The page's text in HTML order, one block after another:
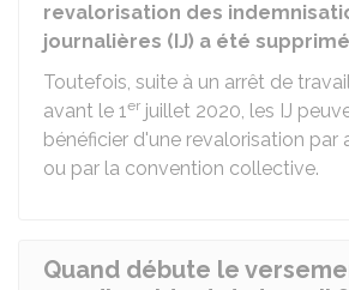
revalorisation des
journalières (IJ) a été
Toutefois, suite à un arrêt de
avant le 1er juillet 2020, les IJ
bénéficier d'une revalorisation par
ou par la convention collective.
Quand débute le